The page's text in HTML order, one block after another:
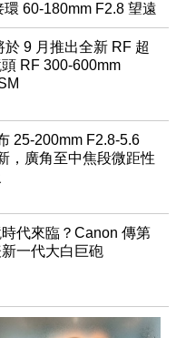
環 60-180mm F2.8 望遠
焦鏡
於 9 月推出全新 RF 超
RF 300-600mm
25-200mm F2.8-5.6
，廣角至中焦段微距性
代來臨？Canon 傳第
一代大白巨砲